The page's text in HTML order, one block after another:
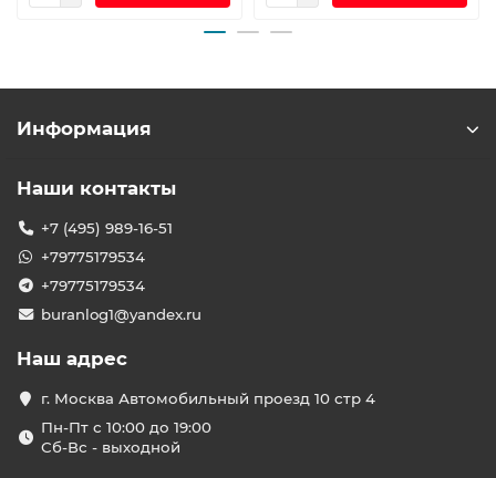
Информация
Наши контакты
+7 (495) 989-16-51
+79775179534
+79775179534
buranlog1@yandex.ru
Наш адрес
г. Москва Автомобильный проезд 10 стр 4
Пн-Пт с 10:00 до 19:00
Сб-Вс - выходной